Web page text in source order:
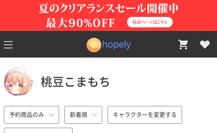
桃豆こまもち
予約商品のみ 新着順 キャラクターを変更する